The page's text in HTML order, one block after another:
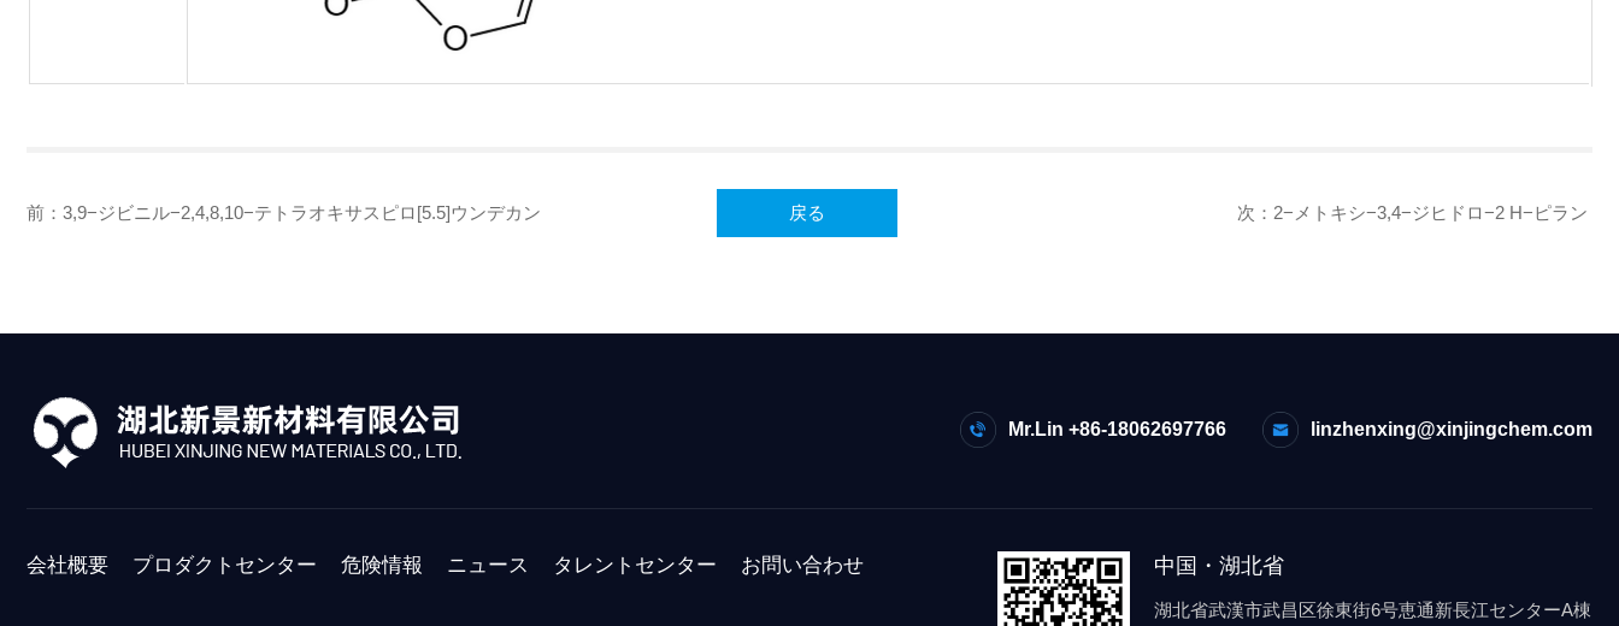
前： 3,9−ジビニル−2,4,8,10−テトラオキサスピロ[5.5]ウンデカン 戻る 次： 2−メトキシ−3,4−ジヒドロ−2 H−ピラン
Mr.Lin +86-18062697766 linzhenxing@xinjingchem.com
会社概要 プロダクトセンター 危険情報 ニュース タレントセンター お問い合わせ 中国・湖北省
湖北省武漢市武昌区徐東街6号恵通新長江センターA棟